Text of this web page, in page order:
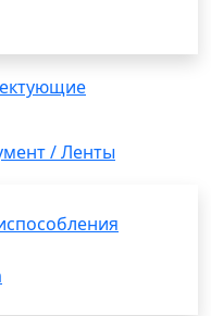
/ Ленты